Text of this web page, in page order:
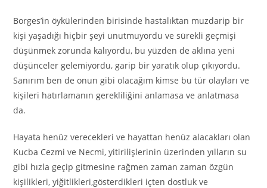
Borges’in öykülerinden birisinde hastalıktan muzdarip bir
kişi yaşadığı hiçbir şeyi unutmuyordu ve sürekli geçmişi
düşünmek zorunda kalıyordu, bu yüzden de aklına yeni
düşünceler gelemiyordu, garip bir yaratık olup çıkıyordu.
Sanırım ben de onun gibi olacağım kimse bu tür olayları ve
kişileri hatırlamanın gerekliliğini anlamasa ve anlatmasa
da.
Hayata henüz verecekleri ve hayattan henüz alacakları olan
Kucba Cezmi ve Necmi, yitirilişlerinin üzerinden yılların su
gibi hızla geçip gitmesine rağmen zaman zaman özgün
kişilikleri, yiğitlikleri,gösterdikleri içten dostluk ve